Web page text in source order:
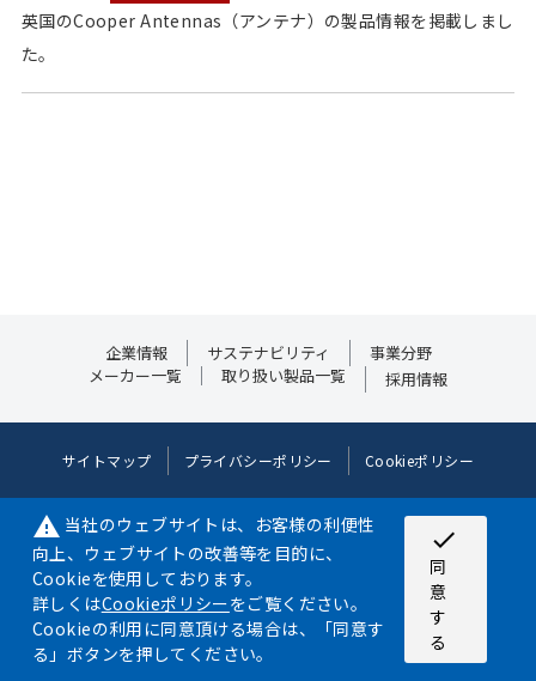
英国のCooper Antennas（アンテナ）の製品情報を掲載しまし
た。
企業情報 サステナビリティ
事業分野
メーカー一覧
取り扱い製品一覧 採用情報
サイトマップ プライバシーポリシー Cookieポリシー
warning 当社のウェブサイトは、お客様の利便性
向上、ウェブサイトの改善等を目的に、
Cookieを使用しております。
詳しくはCookieポリシーをご覧ください。
Cookieの利用に同意頂ける場合は、「同意す
る」ボタンを押してください。
check
同
意
す
る